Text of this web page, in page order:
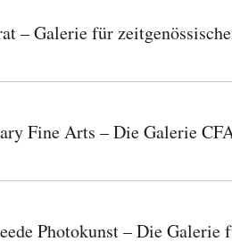
– Galerie für
Fine Arts – Die Galerie
Photokunst – Die Galerie